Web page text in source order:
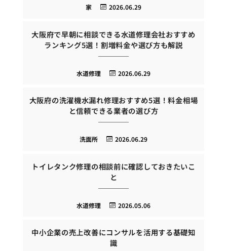
2026.06.29
家
大阪府で早朝に相談できる水道修理会社おすすめ
ランキング5選！割増料金や選び方も解説
2026.06.29
水道修理
大阪府の洗濯機水漏れ修理おすすめ5選！料金相場
と信頼できる業者の選び方
2026.06.29
洗面所
トイレタンク修理の相談前に確認しておきたいこ
と
2026.05.06
水道修理
中小企業の売上改善にコンサルを活用する基礎知
識